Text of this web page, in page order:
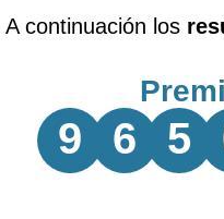
A continuación los
9 6 5